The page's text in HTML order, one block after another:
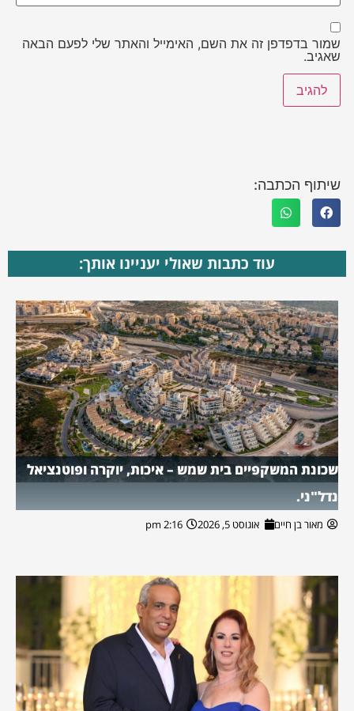
שמור בדפדפן זה את השם, האימייל והאתר שלי לפעם הבאה
שאגיב.
שיתוף הכתבה:
עוד כתבות שאולי יעניינו אותך:
שכונת המשקפיים בית שמש – איכות, יוקרה ופוטנציאל
נדל"ני.
מאור בן חיים אוגוסט 5, 2026 2:16 pm